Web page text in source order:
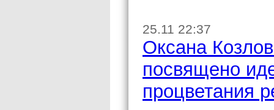
25.11 22:37
Оксана
посвящено
процветания